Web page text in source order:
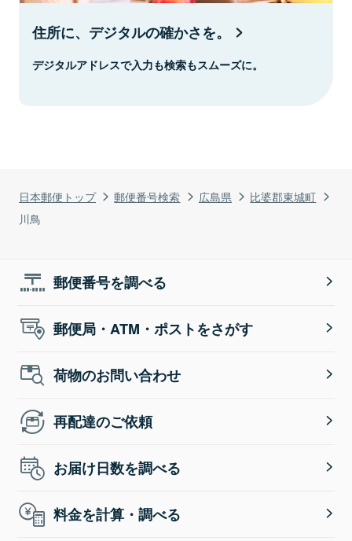
日本郵便トップ 郵便番号検索 広島県
比婆郡東城町
川鳥
住所に、デジタルの確かさを。
デジタルアドレスで入力も検索もスムーズに。
郵便番号を調べる
郵便局・ATM・ポストをさがす
荷物のお問い合わせ
再配達のご依頼
お届け日数を調べる
料金を計算・調べる